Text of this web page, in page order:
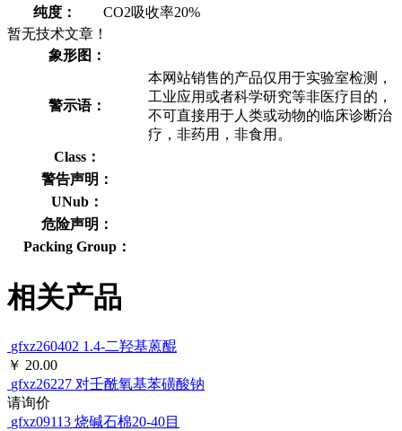
纯度：
CO2吸收率20%
暂无技术文章！
象形图：
警示语：
本网站销售的产品仅用于实验室检测，
工业应用或者科学研究等非医疗目的，
不可直接用于人类或动物的临床诊断治
疗，非药用，非食用。
Class：
警告声明：
UNub：
危险声明：
Packing Group：
相关产品
gfxz260402 1.4-二羟基蒽醌
￥ 20.00
gfxz26227 对壬酰氧基苯磺酸钠
请询价
gfxz09113 烧碱石棉20-40目